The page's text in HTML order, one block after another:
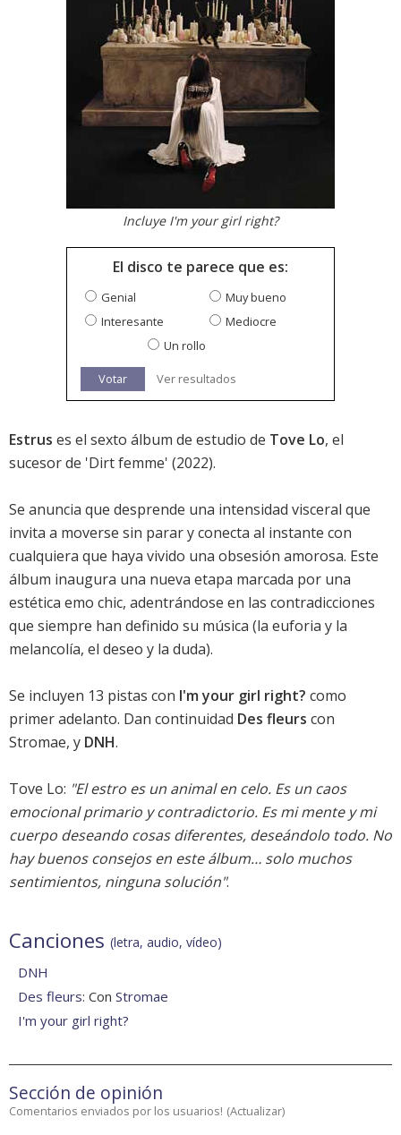
Incluye I'm your girl right?
El disco te parece que es:
Genial
Muy bueno
Interesante
Mediocre
Un rollo
Votar Ver resultados
Estrus es el sexto álbum de estudio de Tove Lo, el
sucesor de 'Dirt femme' (2022).
Se anuncia que desprende una intensidad visceral que
invita a moverse sin parar y conecta al instante con
cualquiera que haya vivido una obsesión amorosa. Este
álbum inaugura una nueva etapa marcada por una
estética emo chic, adentrándose en las contradicciones
que siempre han definido su música (la euforia y la
melancolía, el deseo y la duda).
Se incluyen 13 pistas con I'm your girl right? como
primer adelanto. Dan continuidad Des fleurs con
Stromae, y DNH.
Tove Lo: "El estro es un animal en celo. Es un caos
emocional primario y contradictorio. Es mi mente y mi
cuerpo deseando cosas diferentes, deseándolo todo. No
hay buenos consejos en este álbum… solo muchos
sentimientos, ninguna solución".
Canciones (letra, audio, vídeo)
DNH
Des fleurs: Con Stromae
I'm your girl right?
Sección de opinión
Comentarios enviados por los usuarios! (Actualizar)